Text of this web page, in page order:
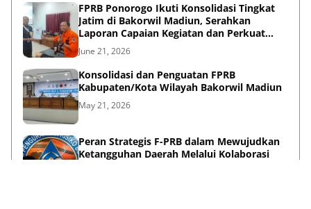
FPRB Ponorogo Ikuti Konsolidasi Tingkat
Jatim di Bakorwil Madiun, Serahkan
Laporan Capaian Kegiatan dan Perkuat
Sinergi Pentahelix
June 21, 2026
Konsolidasi dan Penguatan FPRB
Kabupaten/Kota Wilayah Bakorwil Madiun
May 21, 2026
Peran Strategis F-PRB dalam Mewujudkan
Ketangguhan Daerah Melalui Kolaborasi